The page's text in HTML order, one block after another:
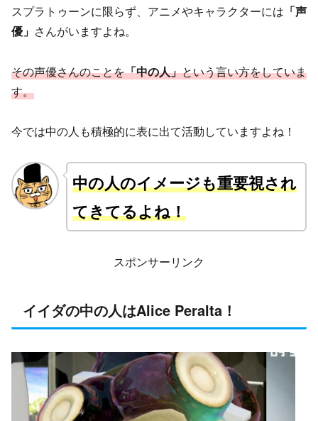
スプラトゥーンに限らず、アニメやキャラクターには 「声
優」 さんがいますよね。
その声優さんのことを「中の人」という言い方をしていま
す。
今では中の人も積極的に表に出て活動していますよね！
中の人のイメージも重要視され
てきてるよね！
スポンサーリンク
イイダの中の人はAlice Peralta！